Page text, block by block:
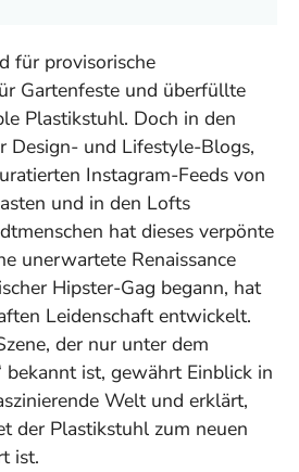
für provisorische
Gartenfeste und überfüllte
Plastikstuhl. Doch in den
Design- und Lifestyle-Blogs,
Instagram-Feeds von
und in den Lofts
hat dieses verpönte
unerwartete Renaissance
Hipster-Gag begann, hat
Leidenschaft entwickelt.
der nur unter dem
bekannt ist, gewährt Einblick in
Welt und erklärt,
der Plastikstuhl zum neuen
ist.